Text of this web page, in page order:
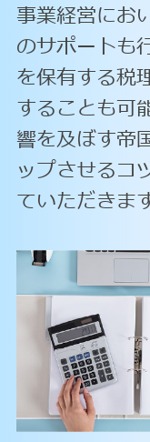
事業経営にお
のサポートも
を保有する税
することも可
響を及ぼす帝
ップさせるコ
ていただきま